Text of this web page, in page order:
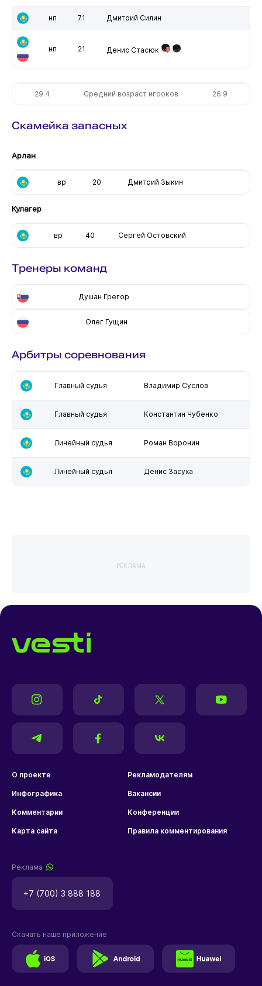
нп 71 Дмитрий Силин
нп 21 Денис Стасюк
29.4 Средний возраст игроков 26.9
Скамейка запасных
Арлан
вр 20 Дмитрий Зыкин
Кулагер
вр 40 Сергей Остовский
Тренеры команд
Душан Грегор
Олег Гущин
Арбитры соревнования
Главный судья Владимир Суслов
Главный судья Константин Чубенко
Линейный судья Роман Воронин
Линейный судья Денис Засуха
РЕКЛАМА
О проекте Рекламодателям
Инфографика Вакансии
Комментарии Конференции
Карта сайта Правила комментирования
Реклама
+7 (700) 3 888 188
Скачать наше приложение